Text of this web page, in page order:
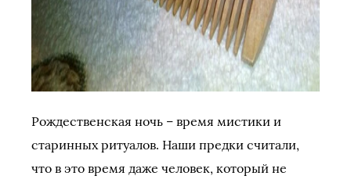
Рождественская ночь – время мистики и
старинных ритуалов. Наши предки считали,
что в это время даже человек, который не